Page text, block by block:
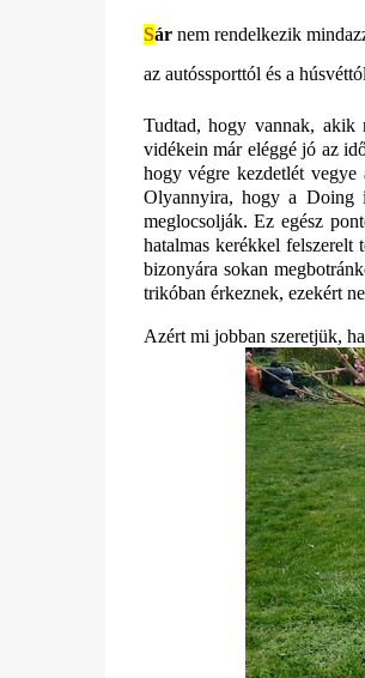
Sár nem rendelkezik
az autóssporttól és a
Tudtad, hogy vannak, akik
vidékein már eléggé jó az
hogy végre kezdetlét vegye
Olyannyira, hogy a Doing
meglocsolják. Ez egész
hatalmas kerékkel
bizonyára sokan
trikóban érkeznek, ezekért
Azért mi jobban szeretjük,